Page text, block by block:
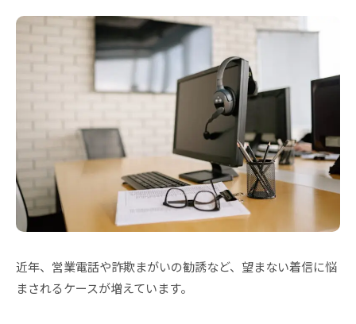
近年、営業電話や詐欺まがいの勧誘など、望まない着信に悩
まされるケースが増えています。